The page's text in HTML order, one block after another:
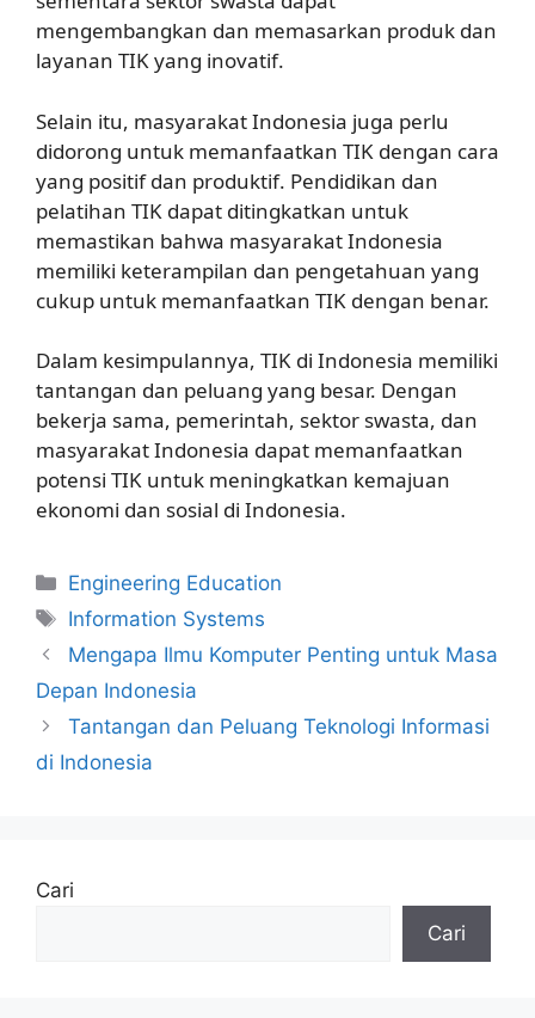
mengembangkan dan memasarkan produk dan
layanan TIK yang inovatif.
Selain itu, masyarakat Indonesia juga perlu
didorong untuk memanfaatkan TIK dengan cara
yang positif dan produktif. Pendidikan dan
pelatihan TIK dapat ditingkatkan untuk
memastikan bahwa masyarakat Indonesia
memiliki keterampilan dan pengetahuan yang
cukup untuk memanfaatkan TIK dengan benar.
Dalam kesimpulannya, TIK di Indonesia memiliki
tantangan dan peluang yang besar. Dengan
bekerja sama, pemerintah, sektor swasta, dan
masyarakat Indonesia dapat memanfaatkan
potensi TIK untuk meningkatkan kemajuan
ekonomi dan sosial di Indonesia.
Kategori
Engineering Education
Tag
Information Systems
Mengapa Ilmu Komputer Penting untuk Masa
Depan Indonesia
Tantangan dan Peluang Teknologi Informasi
di Indonesia
Cari
Cari